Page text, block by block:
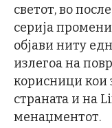
светот, во
серија
објави ниту
излегоа на
корисници кои
страната и на
менаџментот.